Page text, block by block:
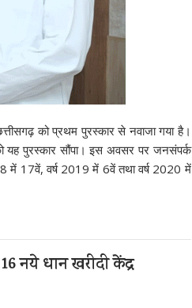
को प्रथम पुरस्कार से नवाजा गया है।
यह पुरस्कार सौंपा। इस अवसर पर जनसंपर्क
में 17वें, वर्ष 2019 में 6वें तथा वर्ष 2020 में
नये धान खरीदी केंद्र